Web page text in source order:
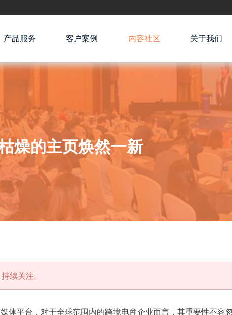
产品服务 客户案例 内容社区 关于我们
燥的主页焕然一新
续关注。
体平台，对于全球范围内的跨境电商企业而言，其重要性不容